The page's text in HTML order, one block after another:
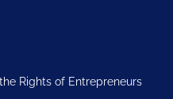
Rights of Entrepreneurs